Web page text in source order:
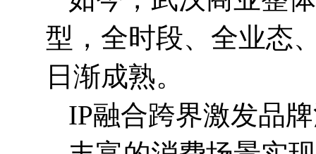
型，全时段、全业态
日渐成熟。
IP融合跨界激发品